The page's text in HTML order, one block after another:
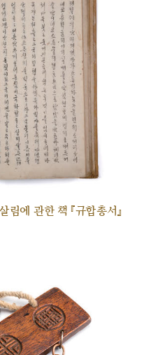
에 관한 책 『규합총서』